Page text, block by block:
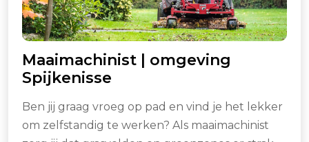
Maaimachinist | omgeving
Spijkenisse
Ben jij graag vroeg op pad en vind je het lekker
om zelfstandig te werken? Als maaimachinist